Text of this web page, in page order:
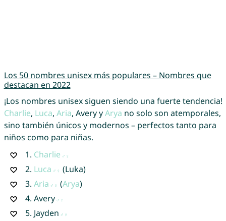
Los 50 nombres unisex más populares – Nombres que
destacan en 2022
¡Los nombres unisex siguen siendo una fuerte tendencia!
Charlie, Luca, Aria, Avery yArya no solo son atemporales,
sino también únicos y modernos – perfectos tanto para
niños como para niñas.
1. Charlie
2. Luca
(Luka)
3. Aria (Arya)
4. Avery
5. Jayden